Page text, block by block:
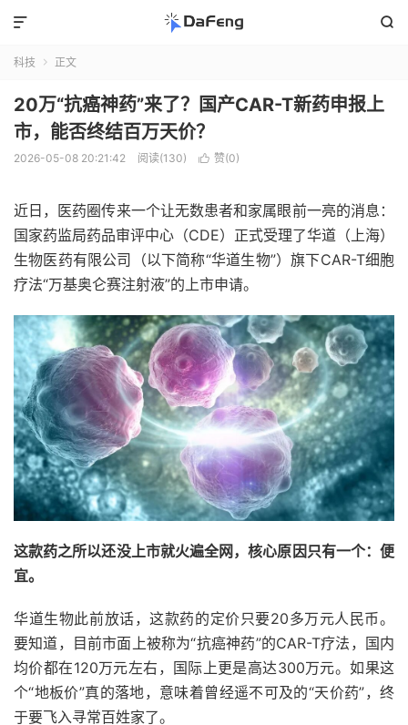


科技  正文
20万“抗癌神药”来了？国产CAR-T新药申报上
市，能否终结百万天价？
2026-05-08 20:21:42 阅读(130)  赞(0)
近日，医药圈传来一个让无数患者和家属眼前一亮的消息：
国家药监局药品审评中心（CDE）正式受理了华道（上海）
生物医药有限公司（以下简称“华道生物”）旗下CAR-T细胞
疗法“万基奥仑赛注射液”的上市申请。
这款药之所以还没上市就火遍全网，核心原因只有一个：便
宜。
华道生物此前放话，这款药的定价只要20多万元人民币。
要知道，目前市面上被称为“抗癌神药”的CAR-T疗法，国内
均价都在120万元左右，国际上更是高达300万元。如果这
个“地板价”真的落地，意味着曾经遥不可及的“天价药”，终
于要飞入寻常百姓家了。